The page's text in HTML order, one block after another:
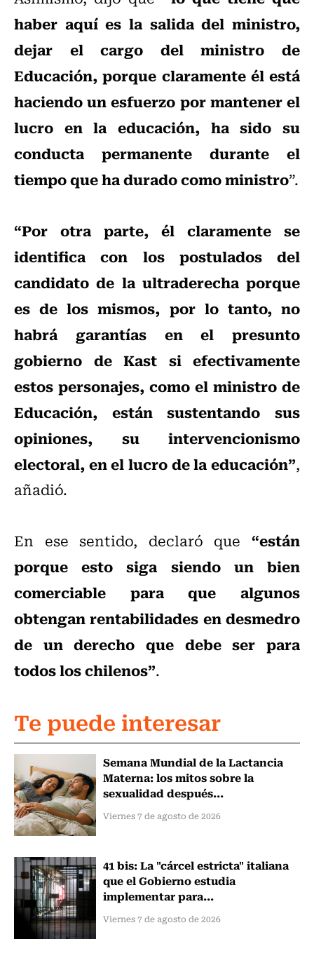
haber aquí es la salida del ministro,
dejar el cargo del ministro de
Educación, porque claramente él está
haciendo un esfuerzo por mantener el
lucro en la educación, ha sido su
conducta permanente durante el
tiempo que ha durado como ministro”.
“Por otra parte, él claramente se
identifica con los postulados del
candidato de la ultraderecha porque
es de los mismos, por lo tanto, no
habrá garantías en el presunto
gobierno de Kast si efectivamente
estos personajes, como el ministro de
Educación, están sustentando sus
opiniones, su intervencionismo
electoral, en el lucro de la educación”,
añadió.
En ese sentido, declaró que “están
porque esto siga siendo un bien
comerciable para que algunos
obtengan rentabilidades en desmedro
de un derecho que debe ser para
todos los chilenos”.
Te puede interesar
Semana Mundial de la Lactancia
Materna: los mitos sobre la
sexualidad después...
Viernes 7 de agosto de 2026
41 bis: La "cárcel estricta" italiana
que el Gobierno estudia
implementar para...
Viernes 7 de agosto de 2026